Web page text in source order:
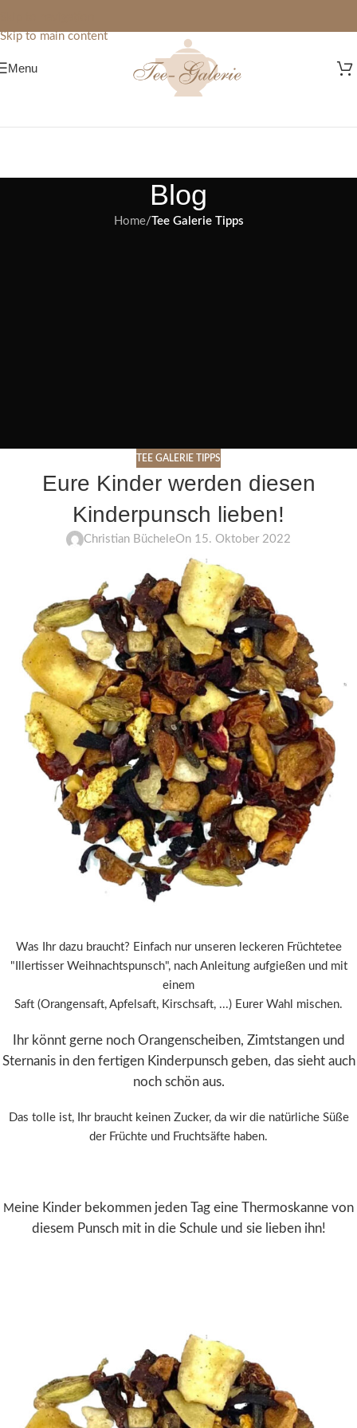
Skip to main content
Menu
Blog
Home/Tee Galerie Tipps
TEE GALERIE TIPPS
Eure Kinder werden diesen
Kinderpunsch lieben!
Christian BücheleOn 15. Oktober 2022
Was Ihr dazu braucht? Einfach nur unseren leckeren Früchtetee
"Illertisser Weihnachtspunsch", nach Anleitung aufgießen und mit
einem
Saft (Orangensaft, Apfelsaft, Kirschsaft, ...) Eurer Wahl mischen.
Ihr könnt gerne noch Orangenscheiben, Zimtstangen und
Sternanis in den fertigen Kinderpunsch geben, das sieht auch
noch schön aus.
Das tolle ist, Ihr braucht keinen Zucker, da wir die natürliche Süße
der Früchte und Fruchtsäfte haben.
Meine Kinder bekommen jeden Tag eine Thermoskanne von
diesem Punsch mit in die Schule und sie lieben ihn!